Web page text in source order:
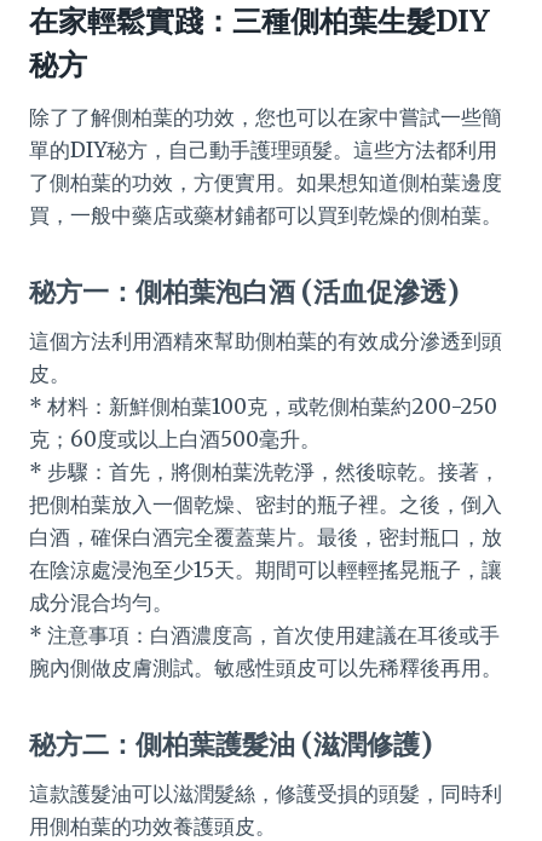
在家輕鬆實踐：三種側柏葉生髮DIY
秘方
除了了解側柏葉的功效，您也可以在家中嘗試一些簡
單的DIY秘方，自己動手護理頭髮。這些方法都利用
了側柏葉的功效，方便實用。如果想知道側柏葉邊度
買，一般中藥店或藥材鋪都可以買到乾燥的側柏葉。
秘方一：側柏葉泡白酒 (活血促滲透)
這個方法利用酒精來幫助側柏葉的有效成分滲透到頭
皮。
* 材料：新鮮側柏葉100克，或乾側柏葉約200-250
克；60度或以上白酒500毫升。
* 步驟：首先，將側柏葉洗乾淨，然後晾乾。接著，
把側柏葉放入一個乾燥、密封的瓶子裡。之後，倒入
白酒，確保白酒完全覆蓋葉片。最後，密封瓶口，放
在陰涼處浸泡至少15天。期間可以輕輕搖晃瓶子，讓
成分混合均勻。
* 注意事項：白酒濃度高，首次使用建議在耳後或手
腕內側做皮膚測試。敏感性頭皮可以先稀釋後再用。
秘方二：側柏葉護髮油 (滋潤修護)
這款護髮油可以滋潤髮絲，修護受損的頭髮，同時利
用側柏葉的功效養護頭皮。